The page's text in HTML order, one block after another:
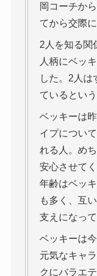
岡コーチか
てから交際
2人を知る関
人柄にベッ
した。2人は
ているという
ベッキーは
イプについ
れる人。め
安心させて
年齢はベッ
も多く、互
支えになっ
ベッキーは
元気なキャ
クにバラエ